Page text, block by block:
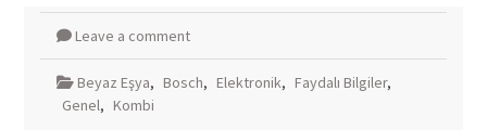
Leave a comment
Beyaz Eşya, Bosch, Elektronik, Faydalı Bilgiler,
Genel, Kombi